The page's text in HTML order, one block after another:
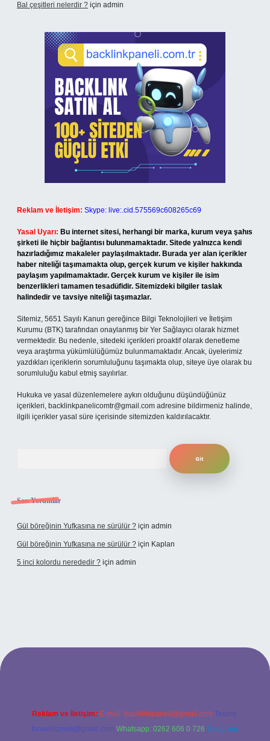
Bal çeşitleri nelerdir ? için admin
Reklam ve İletişim: Skype: live:.cid.575569c608265c69
Yasal Uyarı: Bu internet sitesi, herhangi bir marka, kurum veya şahıs
şirketi ile hiçbir bağlantısı bulunmamaktadır. Sitede yalnızca kendi
hazırladığımız makaleler paylaşılmaktadır. Burada yer alan içerikler
haber niteliği taşımamakta olup, gerçek kurum ve kişiler hakkında
paylaşım yapılmamaktadır. Gerçek kurum ve kişiler ile isim
benzerlikleri tamamen tesadüfidir. Sitemizdeki bilgiler taslak
halindedir ve tavsiye niteliği taşımazlar.
Sitemiz, 5651 Sayılı Kanun gereğince Bilgi Teknolojileri ve İletişim
Kurumu (BTK) tarafından onaylanmış bir Yer Sağlayıcı olarak hizmet
vermektedir. Bu nedenle, sitedeki içerikleri proaktif olarak denetleme
veya araştırma yükümlülüğümüz bulunmamaktadır. Ancak, üyelerimiz
yazdıkları içeriklerin sorumluluğunu taşımakta olup, siteye üye olarak bu
sorumluluğu kabul etmiş sayılırlar.
Hukuka ve yasal düzenlemelere aykırı olduğunu düşündüğünüz
içerikleri, backlinkpanelicomtr@gmail.com adresine bildirmeniz halinde,
ilgili içerikler yasal süre içerisinde sitemizden kaldırılacaktır.
Son Yorumlar
Gül böreğinin Yufkasına ne sürülür ? için admin
Gül böreğinin Yufkasına ne sürülür ? için Kaplan
5 inci kolordu nerededir ? için admin
Reklam ve İletişim: E-mail: backlinkpaneli@gmail.com Teams:
forumhizmeti@gmail.com Whatsapp: 0262 606 0 726 Telegram: